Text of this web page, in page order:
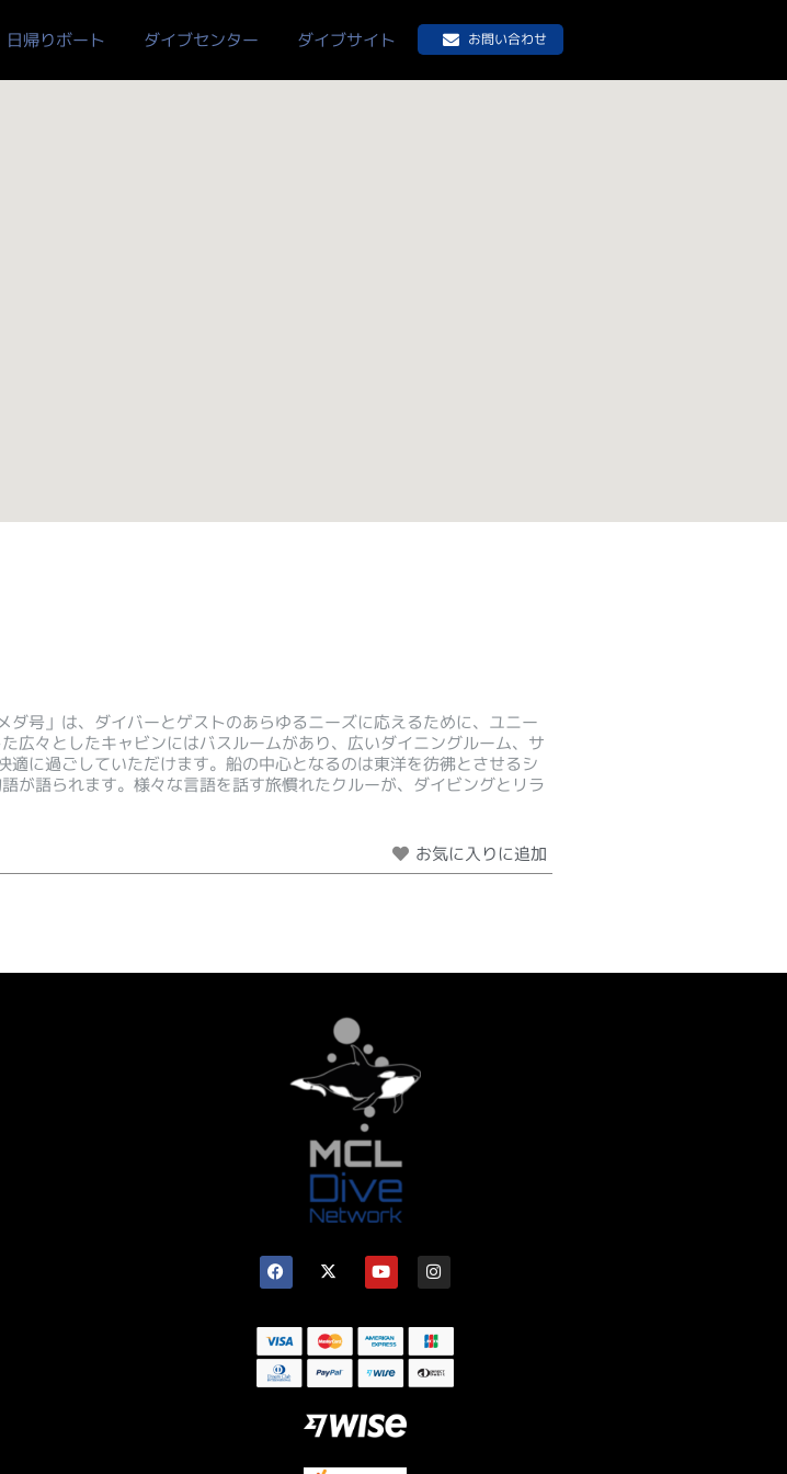
日帰りボート ダイブセンター ダイブサイト お問い合わせ
号」は、ダイバーとゲストのあらゆるニーズに応えるために、ユニー
広々としたキャビンにはバスルームがあり、広いダイニングルーム、サ
に過ごしていただけます。船の中心となるのは東洋を彷彿とさせるシ
が語られます。様々な言語を話す旅慣れたクルーが、ダイビングとリラ
お気に入りに追加